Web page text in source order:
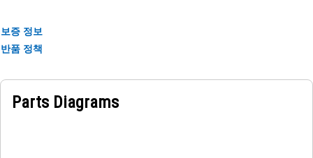
보증 정보
반품 정책
Parts Diagrams